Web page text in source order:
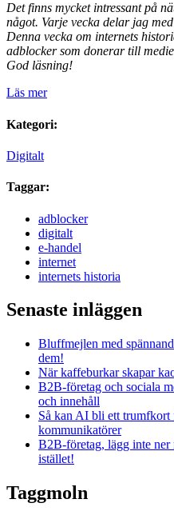
Det finns mycket intressant på
något. Varje vecka delar jag
Denna vecka om internets
adblocker som donerar till
God läsning!
Läs mer
Kategori:
Digitalt
Taggar:
adblocker
digitalt
e-handel
internet
internets historia
Senaste inläggen
Bluffmejlen med
dem!
När kaffeburkar skapar
B2B-företag och sociala
och innehåll
Så kan AI bli ett trumfkort
kommunikatörer
B2B-företag, lägg inte ner
istället!
Taggmoln